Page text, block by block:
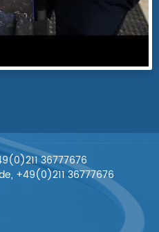
36777676
+49(0)211 36777676